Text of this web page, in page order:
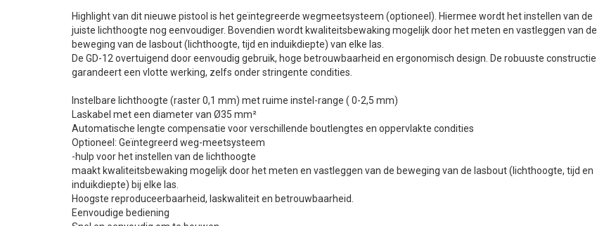
Highlight van dit nieuwe pistool is het geïntegreerde wegmeetsysteem (optioneel). Hiermee wordt het instellen van de
juiste lichthoogte nog eenvoudiger. Bovendien wordt kwaliteitsbewaking mogelijk door het meten en vastleggen van de
beweging van de lasbout (lichthoogte, tijd en induikdiepte) van elke las.
De GD-12 overtuigend door eenvoudig gebruik, hoge betrouwbaarheid en ergonomisch design. De robuuste constructie
garandeert een vlotte werking, zelfs onder stringente condities.
Instelbare lichthoogte (raster 0,1 mm) met ruime instel-range ( 0-2,5 mm)
Laskabel met een diameter van Ø35 mm²
Automatische lengte compensatie voor verschillende boutlengtes en oppervlakte condities
Optioneel: Geïntegreerd weg-meetsysteem
-hulp voor het instellen van de lichthoogte
maakt kwaliteitsbewaking mogelijk door het meten en vastleggen van de beweging van de lasbout (lichthoogte, tijd en
induikdiepte) bij elke las.
Hoogste reproduceerbaarheid, laskwaliteit en betrouwbaarheid.
Eenvoudige bediening